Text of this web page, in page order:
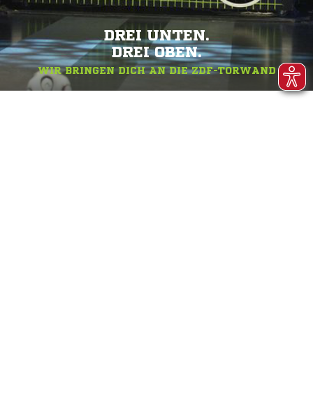
DREI UNTEN.
DREI OBEN.
WIR BRINGEN DICH AN DIE ZDF-TORWAND